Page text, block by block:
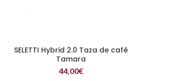
LEER MÁS
SELETTI Hybrid 2.0 Taza de café
Tamara
44,00€